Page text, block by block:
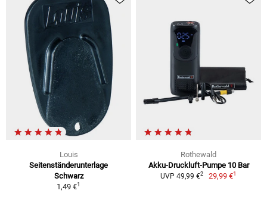
Louis
Seitenständerunterlage
Schwarz
1,49 €1
Rothewald
Akku-Druckluft-Pumpe 10 Bar
UVP 49,99 €2 29,99 €1